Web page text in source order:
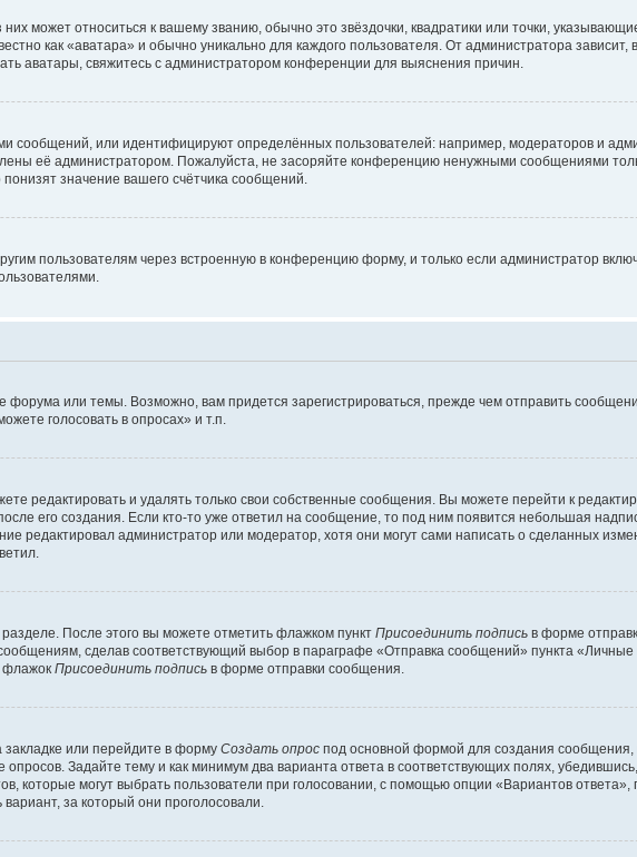
может относиться к вашему званию, обычно это звёздочки, квадратики или точки,
как «аватара» и обычно уникально для каждого пользователя. От администратора зависит,
аватары, свяжитесь с администратором конференции для выяснения причин.
сообщений, или идентифицируют определённых пользователей: например, модераторов и
её администратором. Пожалуйста, не засоряйте конференцию ненужными сообщениями
значение вашего счётчика сообщений.
пользователям через встроенную в конференцию форму, и только если администратор
или темы. Возможно, вам придется зарегистрироваться, прежде чем отправить
голосовать в опросах» и т.п.
редактировать и удалять только свои собственные сообщения. Вы можете перейти к
его создания. Если кто-то уже ответил на сообщение, то под ним появится небольшая
редактировал администратор или модератор, хотя они могут сами написать о сделанных
После этого вы можете отметить флажком пункт Присоединить подпись в форме
сделав соответствующий выбор в параграфе «Отправка сообщений» пункта
флажок Присоединить подпись в форме отправки сообщения.
или перейдите в форму Создать опрос под основной формой для создания сообщения,
Задайте тему и как минимум два варианта ответа в соответствующих полях,
которые могут выбрать пользователи при голосовании, с помощью опции «Вариантов
за который они проголосовали.